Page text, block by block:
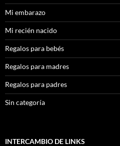
Mi embarazo
Mi recién nacido
Regalos para bebés
Regalos para madres
Regalos para padres
Sin categoría
INTERCAMBIO DE LINKS